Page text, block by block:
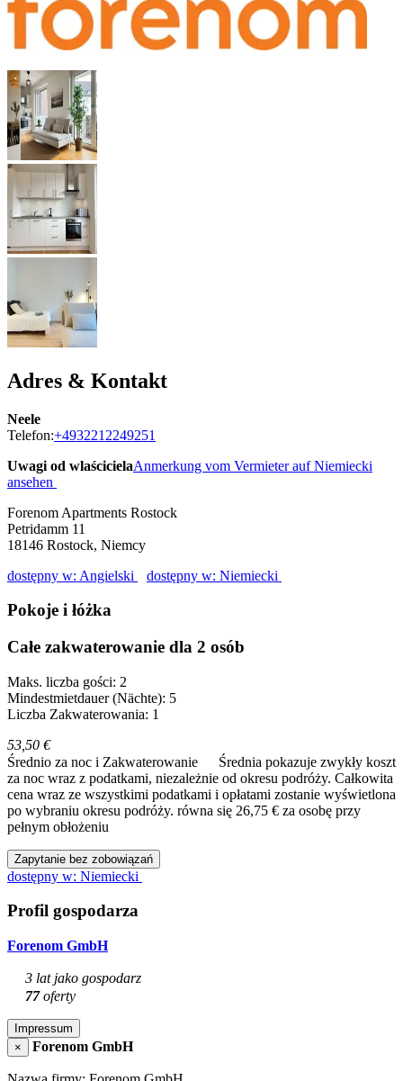
Adres & Kontakt
Neele
Telefon:+4932212249251
Uwagi od wlaścicielaAnmerkung vom Vermieter auf Niemiecki
ansehen
Forenom Apartments Rostock
Petridamm 11
18146 Rostock, Niemcy
dostępny w: Angielski
dostępny w: Niemiecki
Pokoje i łóżka
Całe zakwaterowanie dla 2 osób
Maks. liczba gości: 2
Mindestmietdauer (Nächte): 5
Liczba Zakwaterowania: 1
53,50 €
Średnio za noc i Zakwaterowanie
Średnia pokazuje zwykły koszt
za noc wraz z podatkami, niezależnie od okresu podróży. Całkowita
cena wraz ze wszystkimi podatkami i opłatami zostanie wyświetlona
po wybraniu okresu podróży. równa się 26,75 € za osobę przy
pełnym obłożeniu
Zapytanie bez zobowiązań
dostępny w: Niemiecki
Profil gospodarza
Forenom GmbH
3 lat jako gospodarz
77oferty
Impressum
×
Forenom GmbH